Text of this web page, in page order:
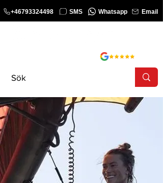
+46793324498 SMS Whatsapp Email